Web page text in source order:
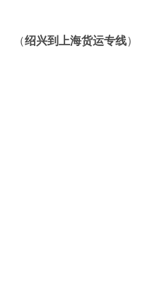
（绍兴到上海货运专线）